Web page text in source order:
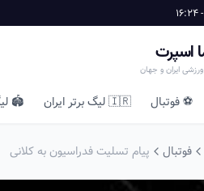
اسپرت
ورزشی ایران و جهان
⚽ فوتبال 🇮🇷 لیگ برتر ایران 🏟️
فوتبال پیام تسلیت فدراسیون به کلانی